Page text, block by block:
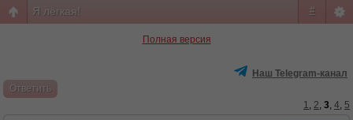
#
Я лёгкая!
Полная версия
Наш Telegram-канал
Ответить
1, 2, 3, 4, 5